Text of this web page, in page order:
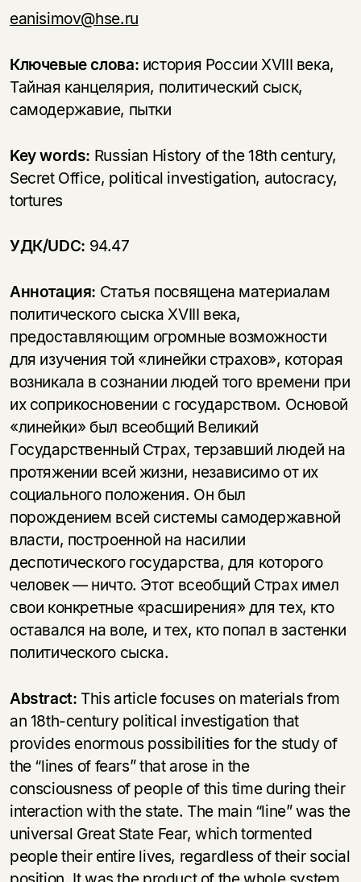
eanisimov@hse.ru
Ключевые слова: история России XVIII века,
Тайная канцелярия, политический сыск,
самодержавие, пытки
Key words: Russian History of the 18th century,
Secret Office, political investigation, autocracy,
tortures
УДК/UDC: 94.47
Аннотация: Статья посвящена материалам
политического сыска XVIII века,
предоставляющим огромные возможности
для изучения той «линейки страхов», которая
возникала в сознании людей того времени при
их соприкосновении с государством. Основой
«линейки» был всеобщий Великий
Государственный Страх, терзавший людей на
протяжении всей жизни, независимо от их
социального положения. Он был
порождением всей системы самодержавной
власти, построенной на насилии
деспотического государства, для которого
человек — ничто. Этот всеобщий Страх имел
свои конкретные «расширения» для тех, кто
оставался на воле, и тех, кто попал в застенки
политического сыска.
Abstract: This article focuses on materials from
an 18th-century political investigation that
provides enormous possibilities for the study of
the “lines of fears” that arose in the
consciousness of people of this time during their
interaction with the state. The main “line” was the
universal Great State Fear, which tormented
people their entire lives, regardless of their social